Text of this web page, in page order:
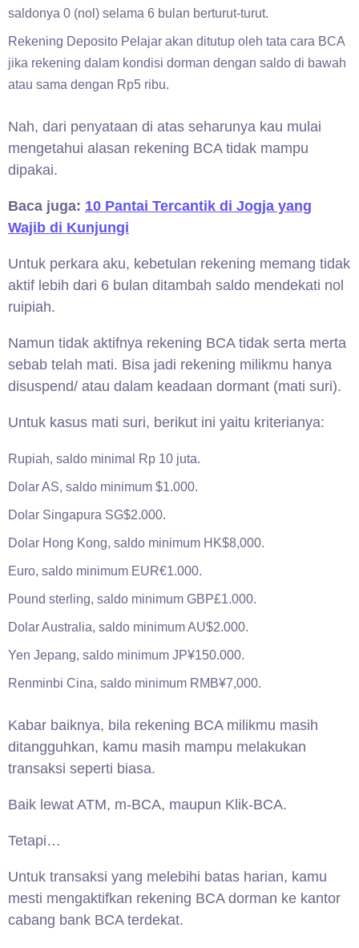
saldonya 0 (nol) selama 6 bulan berturut-turut.
Rekening Deposito Pelajar akan ditutup oleh tata cara BCA
jika rekening dalam kondisi dorman dengan saldo di bawah
atau sama dengan Rp5 ribu.
Nah, dari penyataan di atas seharunya kau mulai
mengetahui alasan rekening BCA tidak mampu
dipakai.
Baca juga: 10 Pantai Tercantik di Jogja yang
Wajib di Kunjungi
Untuk perkara aku, kebetulan rekening memang tidak
aktif lebih dari 6 bulan ditambah saldo mendekati nol
ruipiah.
Namun tidak aktifnya rekening BCA tidak serta merta
sebab telah mati. Bisa jadi rekening milikmu hanya
disuspend/ atau dalam keadaan dormant (mati suri).
Untuk kasus mati suri, berikut ini yaitu kriterianya:
Rupiah, saldo minimal Rp 10 juta.
Dolar AS, saldo minimum $1.000.
Dolar Singapura SG$2.000.
Dolar Hong Kong, saldo minimum HK$8,000.
Euro, saldo minimum EUR€1.000.
Pound sterling, saldo minimum GBP£1.000.
Dolar Australia, saldo minimum AU$2.000.
Yen Jepang, saldo minimum JP¥150.000.
Renminbi Cina, saldo minimum RMB¥7,000.
Kabar baiknya, bila rekening BCA milikmu masih
ditangguhkan, kamu masih mampu melakukan
transaksi seperti biasa.
Baik lewat ATM, m-BCA, maupun Klik-BCA.
Tetapi…
Untuk transaksi yang melebihi batas harian, kamu
mesti mengaktifkan rekening BCA dorman ke kantor
cabang bank BCA terdekat.